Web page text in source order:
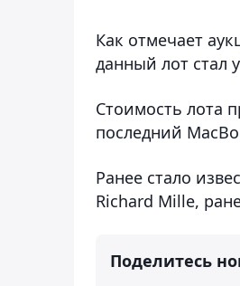
Как отмечает
данный лот стал
Стоимость лота
последний
Ранее стало
Richard Mille,
Поделитесь